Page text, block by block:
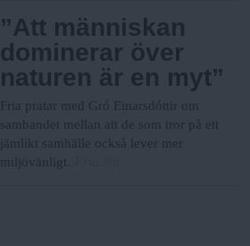
”Att människan
dominerar över
naturen är en myt”
Fria pratar med Gró Einarsdóttir om
sambandet mellan att de som tror på ett
jämlikt samhälle också lever mer
miljövänligt.